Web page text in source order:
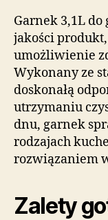
Garnek 3,1L
jakości
umożliwienie
Wykonany ze
doskonałą
utrzymaniu
dnu, garnek
rodzajach
rozwiązaniem
Zalety